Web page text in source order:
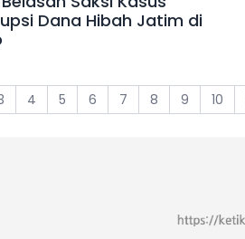
Saksi Kasus
Dana Hibah Jatim di
4 5 6 7 8 9 10